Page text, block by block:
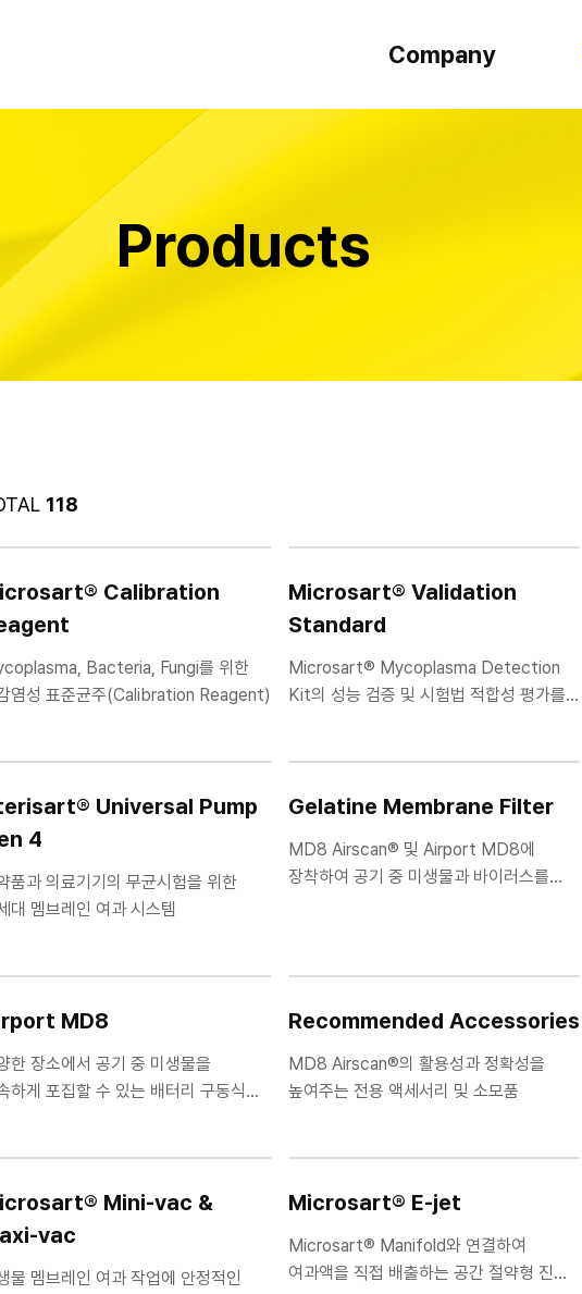
Company
Products
118
Calibration
Bacteria, Fungi를 위한
염성 표준균주(Calibration Reagent)
Microsart® Validation
Standard
Microsart® Mycoplasma Detection
Kit의 성능 검증 및 시험법 적합성 평가를
Universal Pump
4
품과 의료기기의 무균시험을 위한
대 멤브레인 여과 시스템
Gelatine Membrane Filter
MD8 Airscan® 및 Airport MD8에
장착하여 공기 중 미생물과 바이러스를
MD8
한 장소에서 공기 중 미생물을
하게 포집할 수 있는 배터리 구동식
Recommended Accessories
MD8 Airscan®의 활용성과 정확성을
높여주는 전용 액세서리 및 소모품
Mini-vac &
vac
물 멤브레인 여과 작업에 안정적인
Microsart® E-jet
Microsart® Manifold와 연결하여
여과액을 직접 배출하는 공간 절약형 진공